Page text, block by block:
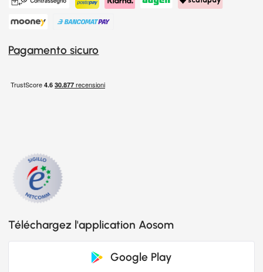
Pagamento sicuro
Téléchargez l'application Aosom
Google Play